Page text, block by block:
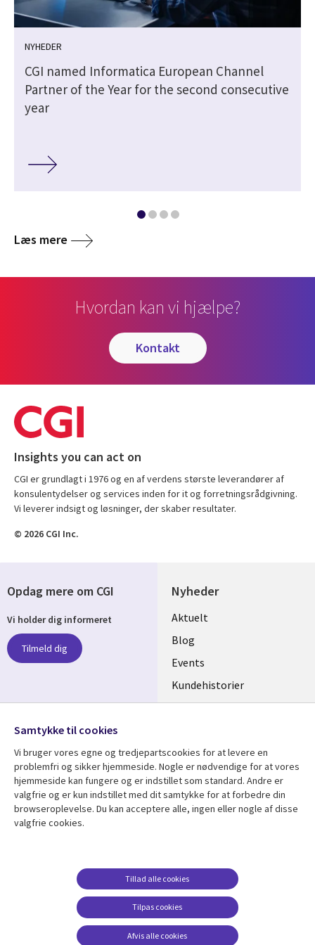
NYHEDER
CGI named Informatica European Channel
Partner of the Year for the second consecutive
year
Læs mere
Hvordan kan vi hjælpe?
kontakt
Insights you can act on
CGI er grundlagt i 1976 og en af verdens største leverandører af
konsulentydelser og services inden for it og forretningsrådgivning.
Vi leverer indsigt og løsninger, der skaber resultater.
© 2026 CGI Inc.
Nyheder
Useful
links
DENMARK
Aktuelt
Blog
Events
Kundehistorier
Videoer
Se mere
Library
DENMARK
Artikler
Kundehistorier
Support
Accessibility
Suppliers
Change consent
Opdag mere om CGI
Vi holder dig informeret
Tilmeld dig
Media
DENMARK
Samtykke til cookies
Vi bruger vores egne og tredjepartscookies for at levere en
problemfri og sikker hjemmeside. Nogle er nødvendige for at vores
hjemmeside kan fungere og er indstillet som standard. Andre er
valgfrie og er kun indstillet med dit samtykke for at forbedre din
browseroplevelse. Du kan acceptere alle, ingen eller nogle af disse
valgfrie cookies.
Tilpas cookies
Tillad alle cookies
Afvis alle cookies